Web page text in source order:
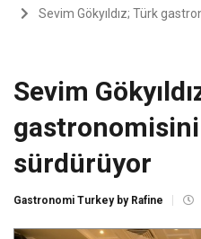
Sevim Gökyıldız; Türk
Sevim
gastronomisini
sürdürüyor
Gastronomi Turkey by Rafine